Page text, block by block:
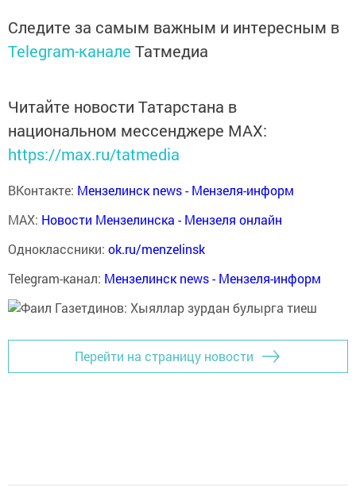
Следите за самым важным и интересным в
Telegram-канале Татмедиа
Читайте новости Татарстана в
национальном мессенджере MАХ:
https://max.ru/tatmedia
ВКонтакте: Мензелинск news - Мензеля-информ
MAX: Новости Мензелинска - Мензеля онлайн
Одноклассники: ok.ru/menzelinsk
Telegram-канал: Мензелинск news - Мензеля-информ
Перейти на страницу новости